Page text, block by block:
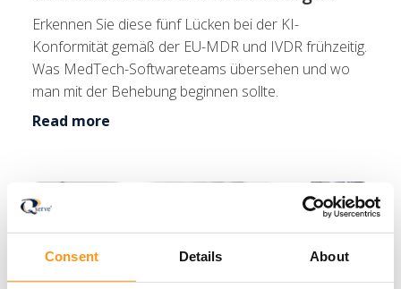
Consent Details About
Erkennen Sie diese fünf Lücken bei der KI-
Konformität gemäß der EU-MDR und IVDR frühzeitig.
Was MedTech-Softwareteams übersehen und wo
man mit der Behebung beginnen sollte.
Read more